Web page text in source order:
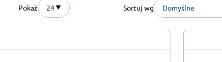
Pokaż 24 Sortuj wg Domyślne